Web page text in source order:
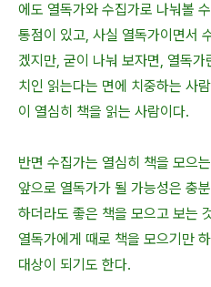
에도 열독가와 수집가로 나눠볼
통점이 있고, 사실 열독가이면서
겠지만, 굳이 나눠 보자면, 열독
치인 읽는다는 면에 치중하는 사
이 열심히 책을 읽는 사람이다.
반면 수집가는 열심히 책을 모으
앞으로 열독가가 될 가능성은 충
하더라도 좋은 책을 모으고 보는
열독가에게 때로 책을 모으기만
대상이 되기도 한다.